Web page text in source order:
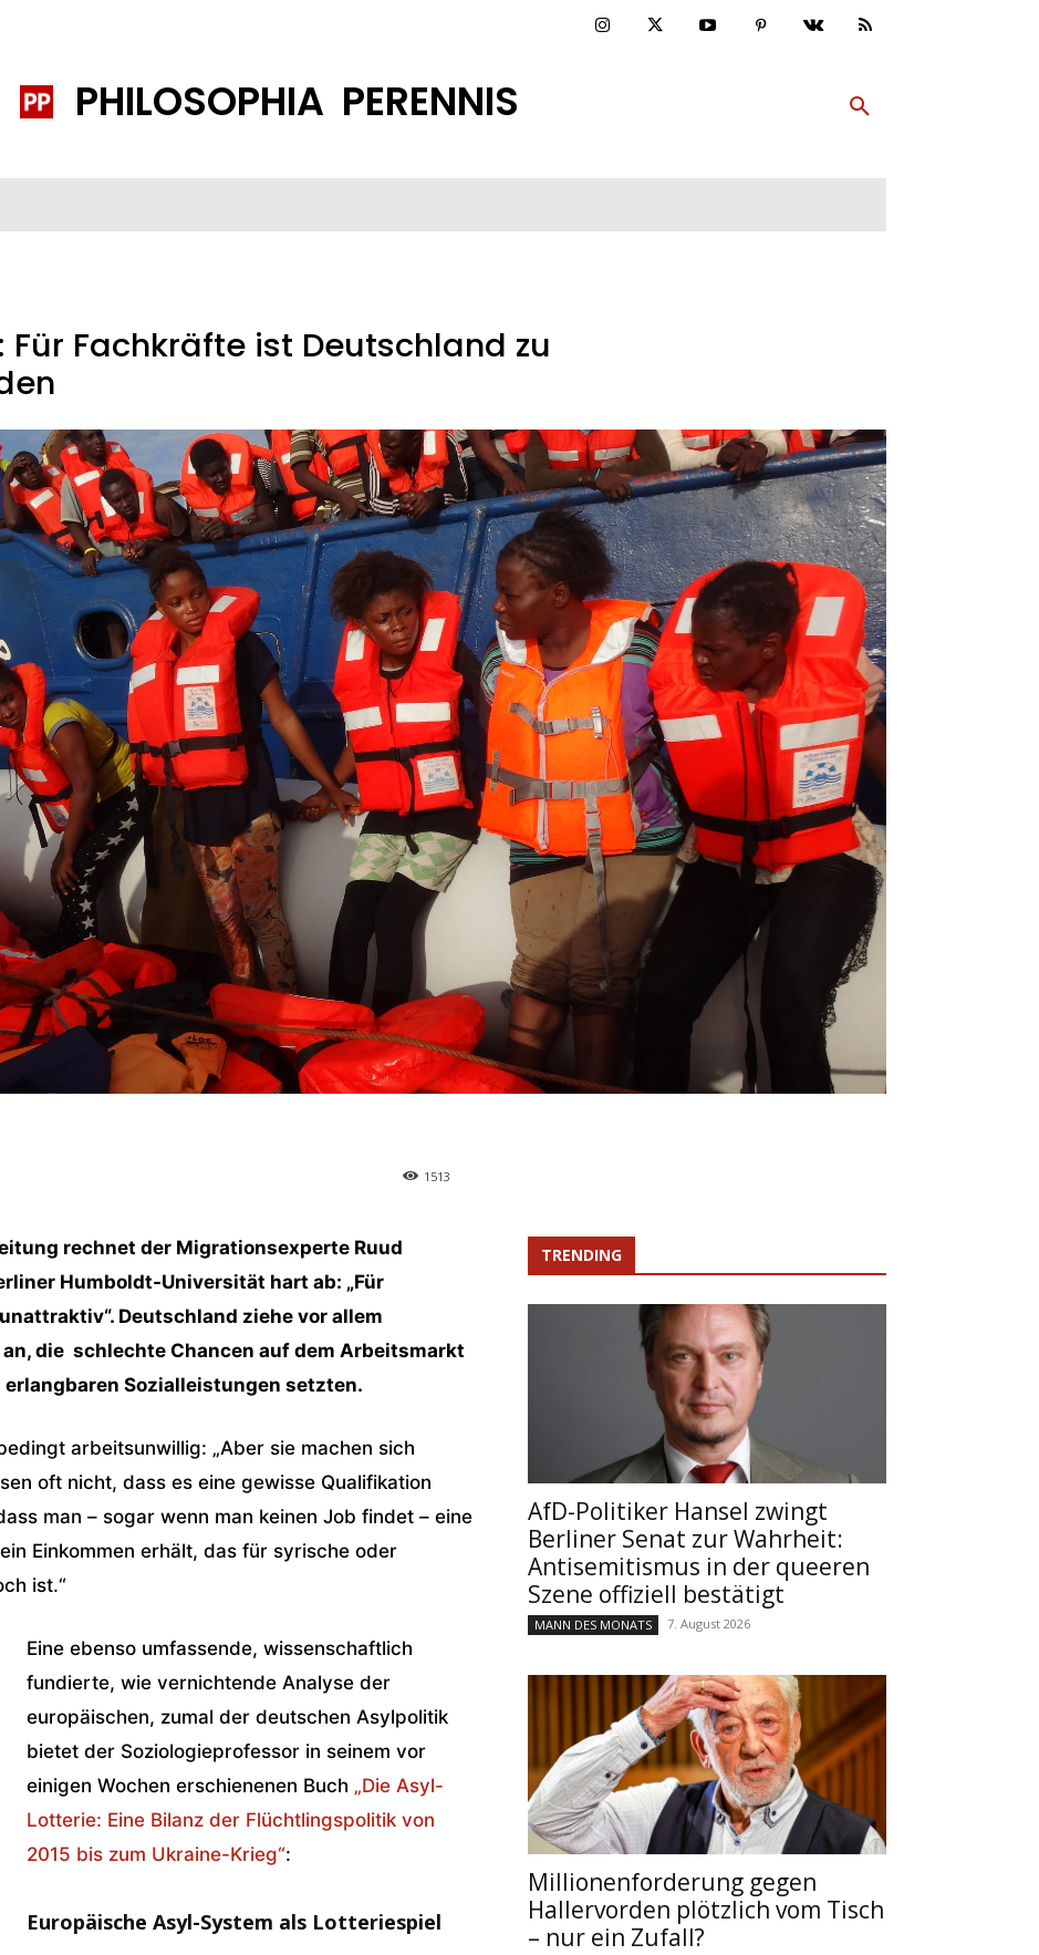
PHILOSOPHIA PERENNIS
Fachkräfte ist Deutschland zu
1513
rechnet der Migrationsexperte Ruud
Humboldt-Universität hart ab: „Für
Deutschland ziehe vor allem
die schlechte Chancen auf dem Arbeitsmarkt
Sozialleistungen setzten.
arbeitsunwillig: „Aber sie machen sich
oft nicht, dass es eine gewisse Qualifikation
man – sogar wenn man keinen Job findet – eine
Einkommen erhält, das für syrische oder
ist.“
Eine ebenso umfassende, wissenschaftlich
fundierte, wie vernichtende Analyse der
europäischen, zumal der deutschen Asylpolitik
bietet der Soziologieprofessor in seinem vor
einigen Wochen erschienenen Buch „Die Asyl-
Lotterie: Eine Bilanz der Flüchtlingspolitik von
2015 bis zum Ukraine-Krieg“:
Europäische Asyl-System als Lotteriespiel
TRENDING
AfD-Politiker Hansel zwingt
Berliner Senat zur Wahrheit:
Antisemitismus in der queeren
Szene offiziell bestätigt
MANN DES MONATS 7. August 2026
Millionenforderung gegen
Hallervorden plötzlich vom Tisch
– nur ein Zufall?